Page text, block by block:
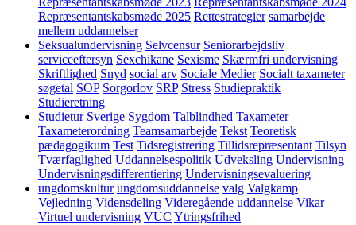
Repræsentantskabsmøde 2025 Rettestrategier samarbejde
mellem uddannelser
Seksualundervisning Selvcensur Seniorarbejdsliv
serviceeftersyn Sexchikane Sexisme Skærmfri undervisning
Skriftlighed Snyd social arv Sociale Medier Socialt taxameter
søgetal SOP Sorgorlov SRP Stress Studiepraktik
Studieretning
Studietur Sverige Sygdom Talblindhed Taxameter
Taxameterordning Teamsamarbejde Tekst Teoretisk
pædagogikum Test Tidsregistrering Tillidsrepræsentant Tilsyn
Tværfaglighed Uddannelsespolitik Udveksling Undervisning
Undervisningsdifferentiering Undervisningsevaluering
ungdomskultur ungdomsuddannelse valg Valgkamp
Vejledning Vidensdeling Videregående uddannelse Vikar
Virtuel undervisning VUC Ytringsfrihed